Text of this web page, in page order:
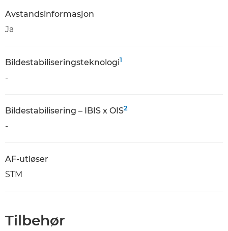
Avstandsinformasjon
Ja
Bildestabiliseringsteknologi1
-
Bildestabilisering – IBIS x OIS2
-
AF-utløser
STM
Tilbehør